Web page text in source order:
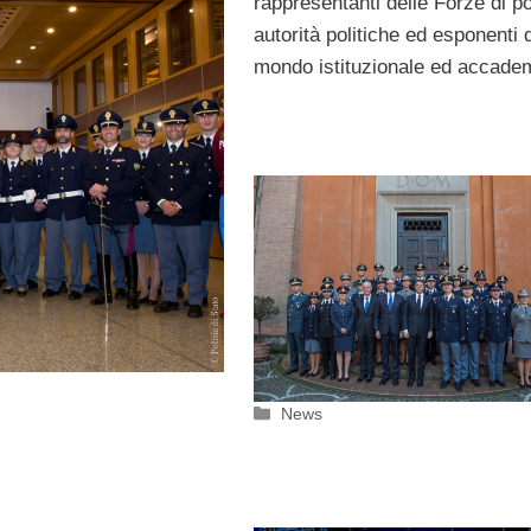
autorità politiche ed esponenti
mondo istituzionale ed
Categorie
News